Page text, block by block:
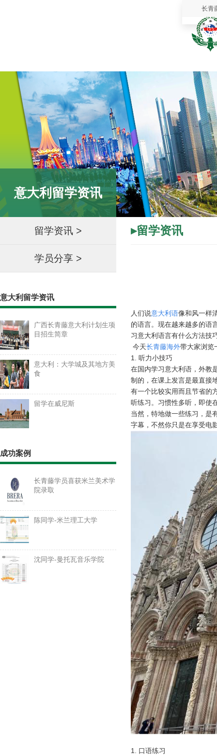
长青
意大利留学资讯
留学资讯 >
学员分享 >
意大利留学资讯
广西长青藤意大利计划生项
目招生简章
意大利：大学城及其地方美
食
留学在威尼斯
成功案例
长青藤学员喜获米兰美术学
院录取
陈同学-米兰理工大学
沈同学-曼托瓦音乐学院
▸留学资讯
人们说意大利语像和风一样
的语言。 现在越来越多的语
习意大利语言有什么方法技
今天长青藤海外带大家浏览
1. 听力小技巧
在国内学习意大利语，外教
制的，在课上发言是最直接
有一个比较实用而且节省的
听练习。习惯性多听，即使
当然，特地做一些练习，是
字幕，不然你只是在享受电
1. 口语练习